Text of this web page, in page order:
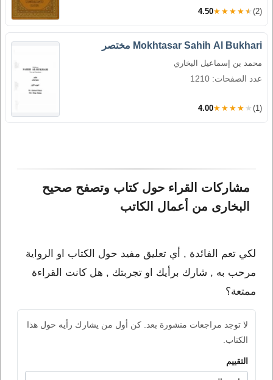
4.50★★★★★ (2)
Mokhtasar Sahih Al Bukhari مختصر
محمد بن إسماعيل البخاري
عدد الصفحات: 1210
4.00★★★★★ (1)
مشاركات القراء حول كتاب وتصفح صحيح
البخارى من أعمال الكاتب
لكي تعم الفائدة , أي تعليق مفيد حول الكتاب او الرواية
مرحب به , شارك برأيك او تجربتك , هل كانت القراءة
ممتعة؟
لا توجد مراجعات منشورة بعد. كن أول من يشارك رأيه حول هذا
الكتاب.
التقييم